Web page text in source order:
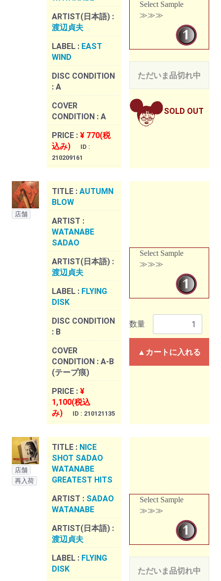
ARTIST(日本語) :
渡辺貞夫
LABEL : EAST
WIND
DISC CONDITION
: A
COVER
CONDITION : A
PRICE : ¥ 770(税
込み)
ID :
210209161
Select Sample
≫≫≫
ただいま品切れ中
SOLD OUT
店舗
TITLE : AUTUMN
BLOW
ARTIST :
WATANABE
SADAO
ARTIST(日本語) :
渡辺貞夫
LABEL : FLYING
DISK
DISC CONDITION
: B
COVER
CONDITION : A-B
(テープ痕)
PRICE : ¥
1,100(税込
み)
ID : 210121135
Select Sample
≫≫≫
数量
▲カートに入れる
店舗
再入荷
TITLE : NICE
SHOT SADAO
WATANABE
GREATEST HITS
ARTIST : SADAO
WATANABE
ARTIST(日本語) :
渡辺貞夫
LABEL : FLYING
DISK
Select Sample
≫≫≫
ただいま品切れ中